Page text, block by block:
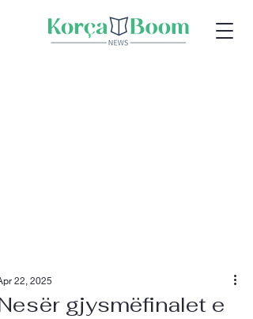
gjysmëfinalet e
22, 2025